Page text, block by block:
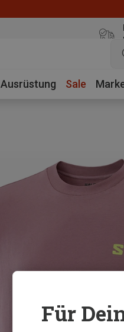
Ausrüstung Sale
Für